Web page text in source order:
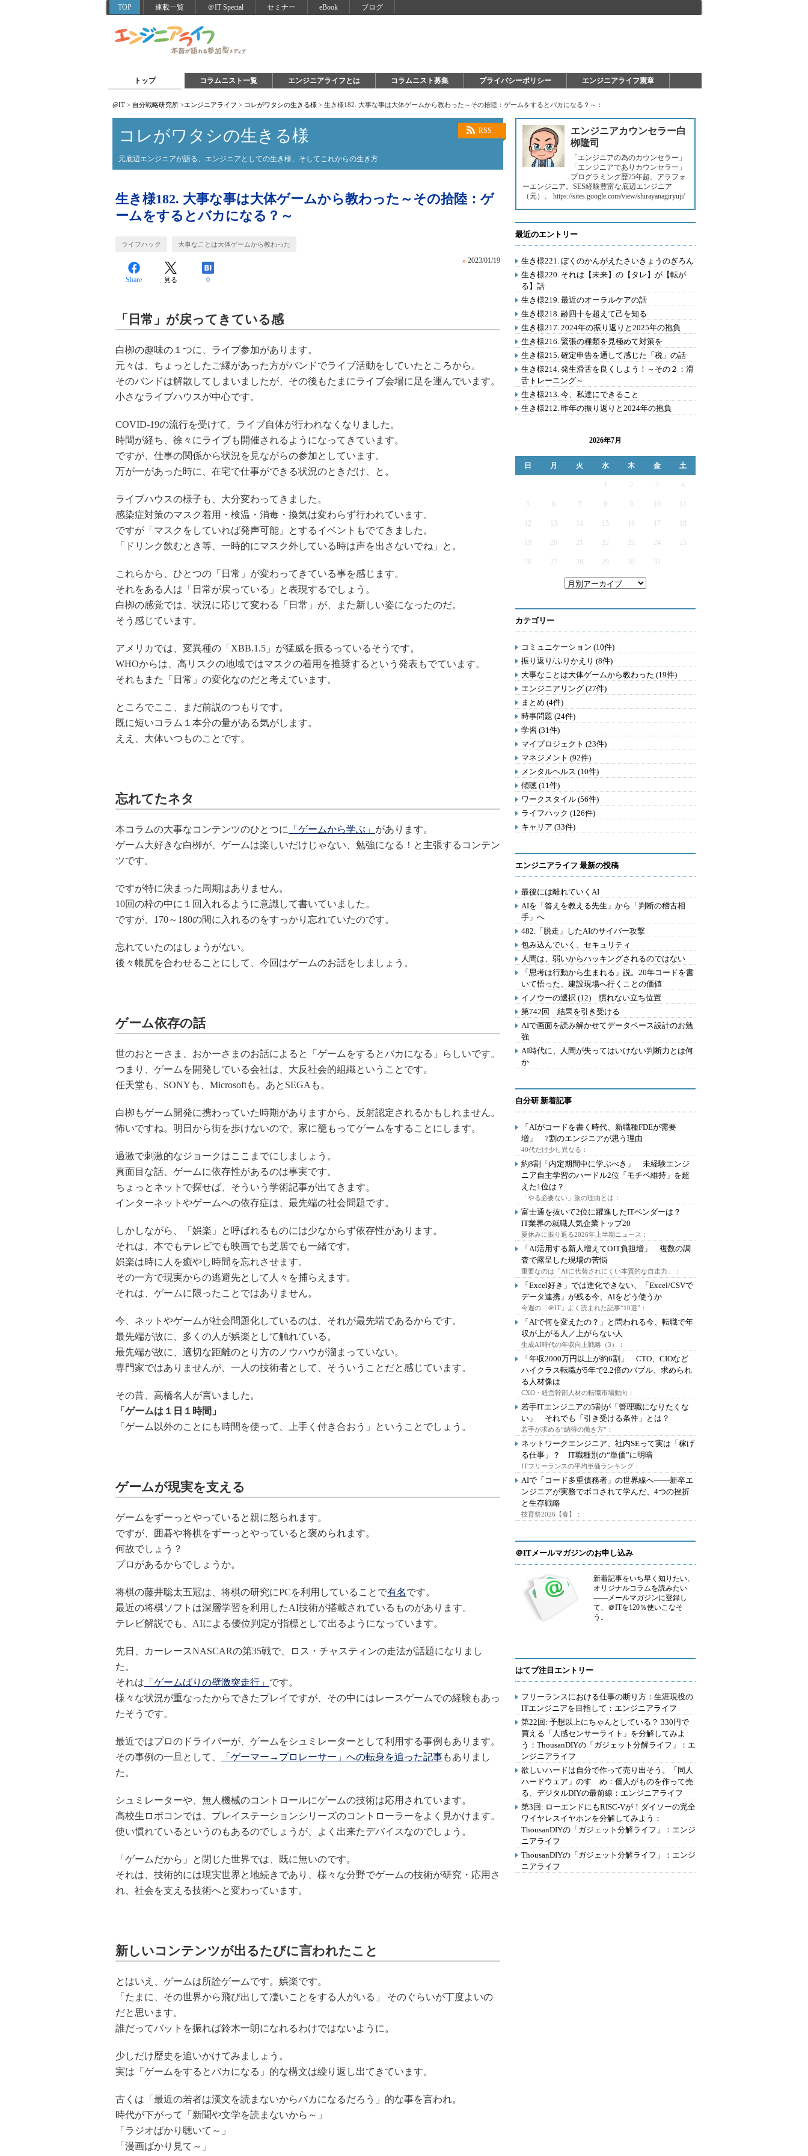
TOP 連載一覧 ＠IT Special セミナー eBook ブログ
トップ コラムニスト一覧 エンジニアライフとは コラムニスト募集 プライバシーポリシー エンジニアライフ憲章
@IT > 自分戦略研究所 >エンジニアライフ > コレがワタシの生きる様 > 生き様182. 大事な事は大体ゲームから教わった～その拾陸：ゲームをするとバカになる？～：
RSS
コレがワタシの生きる様
元底辺エンジニアが語る、エンジニアとしての生き様、そしてこれからの生き方
生き様182. 大事な事は大体ゲームから教わった～その拾陸：ゲ
ームをするとバカになる？～
ライフハック 大事なことは大体ゲームから教わった
» 2023/01/19
Share 見る 0
「日常」が戻ってきている感
白栁の趣味の１つに、ライブ参加があります。
元々は、ちょっとしたご縁があった方がバンドでライブ活動をしていたところから。
そのバンドは解散してしまいましたが、その後もたまにライブ会場に足を運んでいます。
小さなライブハウスが中心です。
COVID-19の流行を受けて、ライブ自体が行われなくなりました。
時間が経ち、徐々にライブも開催されるようになってきています。
ですが、仕事の関係から状況を見ながらの参加としています。
万が一があった時に、在宅で仕事ができる状況のときだけ、と。
ライブハウスの様子も、大分変わってきました。
感染症対策のマスク着用・検温・消毒・換気は変わらず行われています。
ですが「マスクをしていれば発声可能」とするイベントもでてきました。
「ドリンク飲むとき等、一時的にマスク外している時は声を出さないでね」と。
これらから、ひとつの「日常」が変わってきている事を感じます。
それをある人は「日常が戻っている」と表現するでしょう。
白栁の感覚では、状況に応じて変わる「日常」が、また新しい姿になったのだ。
そう感じています。
アメリカでは、変異種の「XBB.1.5」が猛威を振るっているそうです。
WHOからは、高リスクの地域ではマスクの着用を推奨するという発表もでています。
それもまた「日常」の変化なのだと考えています。
ところでここ、まだ前説のつもりです。
既に短いコラム１本分の量がある気がします。
ええ、大体いつものことです。
忘れてたネタ
本コラムの大事なコンテンツのひとつに 「ゲームから学ぶ」 があります。
ゲーム大好きな白栁が、ゲームは楽しいだけじゃない、勉強になる！と主張するコンテン
ツです。
ですが特に決まった周期はありません。
10回の枠の中に１回入れるように意識して書いていました。
ですが、170～180の間に入れるのをすっかり忘れていたのです。
忘れていたのはしょうがない。
後々帳尻を合わせることにして、今回はゲームのお話をしましょう。
ゲーム依存の話
世のおとーさま、おかーさまのお話によると「ゲームをするとバカになる」らしいです。
つまり、ゲームを開発している会社は、大反社会的組織ということです。
任天堂も、SONYも、Microsoftも。あとSEGAも。
白栁もゲーム開発に携わっていた時期がありますから、反射認定されるかもしれません。
怖いですね。明日から街を歩けないので、家に籠もってゲームをすることにします。
過激で刺激的なジョークはここまでにしましょう。
真面目な話、ゲームに依存性があるのは事実です。
ちょっとネットで探せば、そういう学術記事が出てきます。
インターネットやゲームへの依存症は、最先端の社会問題です。
しかしながら、「娯楽」と呼ばれるものには少なからず依存性があります。
それは、本でもテレビでも映画でも芝居でも一緒です。
娯楽は時に人を癒やし時間を忘れさせます。
その一方で現実からの逃避先として人々を捕らえます。
それは、ゲームに限ったことではありません。
今、ネットやゲームが社会問題化しているのは、それが最先端であるからです。
最先端が故に、多くの人が娯楽として触れている。
最先端が故に、適切な距離のとり方のノウハウが溜まっていない。
専門家ではありませんが、一人の技術者として、そういうことだと感じています。
その昔、高橋名人が言いました。
「ゲームは１日１時間」
「ゲーム以外のことにも時間を使って、上手く付き合おう」ということでしょう。
ゲームが現実を支える
ゲームをずーっとやっていると親に怒られます。
ですが、囲碁や将棋をずーっとやっていると褒められます。
何故でしょう？
プロがあるからでしょうか。
将棋の藤井聡太五冠は、将棋の研究にPCを利用していることで有名です。
最近の将棋ソフトは深層学習を利用したAI技術が搭載されているものがあります。
テレビ解説でも、AIによる優位判定が指標として出るようになっています。
先日、カーレースNASCARの第35戦で、ロス・チャスティンの走法が話題になりまし
た。
それは 「ゲームばりの壁激突走行」 です。
様々な状況が重なったからできたプレイですが、その中にはレースゲームでの経験もあっ
たそうです。
最近ではプロのドライバーが、ゲームをシュミレーターとして利用する事例もあります。
その事例の一旦として、
「ゲーマー→プロレーサー」への転身を追った記事もありまし
た。
シュミレーターや、無人機械のコントロールにゲームの技術は応用されています。
高校生ロボコンでは、プレイステーションシリーズのコントローラーをよく見かけます。
使い慣れているというのもあるのでしょうが、よく出来たデバイスなのでしょう。
「ゲームだから」と閉じた世界では、既に無いのです。
それは、技術的には現実世界と地続きであり、様々な分野でゲームの技術が研究・応用さ
れ、社会を支える技術へと変わっています。
新しいコンテンツが出るたびに言われたこと
とはいえ、ゲームは所詮ゲームです。娯楽です。
「たまに、その世界から飛び出して凄いことをする人がいる」 そのぐらいが丁度よいの
だと思います。
誰だってバットを振れば鈴木一朗になれるわけではないように。
少しだけ歴史を追いかけてみましょう。
実は「ゲームをするとバカになる」的な構文は繰り返し出てきています。
古くは「最近の若者は漢文を読まないからバカになるだろう」的な事を言われ。
時代が下がって「新聞や文学を読まないから～」
「ラジオばかり聴いて～」
「漫画ばかり見て～」
エンジニアカウンセラー白
栁隆司
「エンジニアの為のカウンセラー」
「エンジニアでありカウンセラー」
プログラミング歴25年超。アラフォ
ーエンジニア。SES経験豊富な底辺エンジニア
（元）。 https://sites.google.com/view/shirayanagiryuji/
最近のエントリー
生き様221. ぼくのかんがえたさいきょうのぎろん
生き様220. それは【未来】の【タレ】が【転が
る】話
生き様219. 最近のオーラルケアの話
生き様218. 齢四十を超えて己を知る
生き様217. 2024年の振り返りと2025年の抱負
生き様216. 緊張の種類を見極めて対策を
生き様215. 確定申告を通して感じた「税」の話
生き様214. 発生滑舌を良くしよう！～その２：滑
舌トレーニング～
生き様213. 今、私達にできること
生き様212. 昨年の振り返りと2024年の抱負
2026年7月
日 月 火 水 木 金 土
2 3 4
5 6 7 9
12 13 14 15 16 17
19 20 21 22 23 24 25
26 27 28 29 30 31
カテゴリー
コミュニケーション (10件)
振り返り/ふりかえり (8件)
大事なことは大体ゲームから教わった (19件)
エンジニアリング (27件)
まとめ (4件)
時事問題 (24件)
学習 (31件)
マイプロジェクト (23件)
マネジメント (92件)
メンタルヘルス (10件)
傾聴 (11件)
ワークスタイル (56件)
ライフハック (126件)
キャリア (33件)
エンジニアライフ 最新の投稿
最後には離れていくAI
AIを「答えを教える先生」から「判断の稽古相
手」へ
482.「脱走」したAIのサイバー攻撃
包み込んでいく、セキュリティ
人間は、弱いからハッキングされるのではない
「思考は行動から生まれる」説。20年コードを書
いて悟った、建設現場へ行くことの価値
イノウーの選択 (12) 慣れない立ち位置
第742回 結果を引き受ける
AIで画面を読み解かせてデータベース設計のお勉
強
AI時代に、人間が失ってはいけない判断力とは何
か
自分研 新着記事
「AIがコードを書く時代、新職種FDEが需要
増」 7割のエンジニアが思う理由
40代だけ少し異なる：
約8割「内定期間中に学ぶべき」 未経験エンジ
ニア自主学習のハードル2位「モチベ維持」を超
えた1位は？
「やる必要ない」派の理由とは：
富士通を抜いて2位に躍進したITベンダーは？
IT業界の就職人気企業トップ20
夏休みに振り返る2026年上半期ニュース：
「AI活用する新人増えてOJT負担増」 複数の調
査で露呈した現場の苦悩
重要なのは「AIに代替されにくい本質的な自走力」：
「Excel好き」では進化できない、「Excel/CSVで
データ連携」が残る今、AIをどう使うか
今週の「＠IT」よく読まれた記事“10選”：
「AIで何を変えたの？」と問われる今、転職で年
収が上がる人／上がらない人
生成AI時代の年収向上戦略（3）：
「年収2000万円以上が約6割」 CTO、CIOなど
ハイクラス転職が5年で2.2倍のバブル、求められ
る人材像は
CXO・経営幹部人材の転職市場動向：
若手ITエンジニアの5割が「管理職になりたくな
い」 それでも「引き受ける条件」とは？
若手が求める“納得の働き方”：
ネットワークエンジニア、社内SEって実は「稼げ
る仕事」？ IT職種別の“単価”に明暗
ITフリーランスの平均単価ランキング：
AIで「コード多重債務者」の世界線へ――新卒エ
ンジニアが実務でボコされて学んだ、4つの挫折
と生存戦略
技育祭2026【春】：
＠ITメールマガジンのお申し込み
新着記事をいち早く知りたい、
オリジナルコラムを読みたい
――メールマガジンに登録し
て、＠ITを120％使いこなそ
う。
はてブ注目エントリー
フリーランスにおける仕事の断り方：生涯現役の
ITエンジニアを目指して：エンジニアライフ
第22回: 予想以上にちゃんとしている？ 330円で
買える「人感センサーライト」を分解してみよ
う：ThousanDIYの「ガジェット分解ライフ」：エ
ンジニアライフ
欲しいハードは自分で作って売り出そう。「同人
ハードウェア」のすゝめ：個人がものを作って売
る、デジタルDIYの最前線：エンジニアライフ
第3回: ローエンドにもRISC-Vが！ダイソーの完全
ワイヤレスイヤホンを分解してみよう：
ThousanDIYの「ガジェット分解ライフ」：エンジ
ニアライフ
ThousanDIYの「ガジェット分解ライフ」：エンジ
ニアライフ